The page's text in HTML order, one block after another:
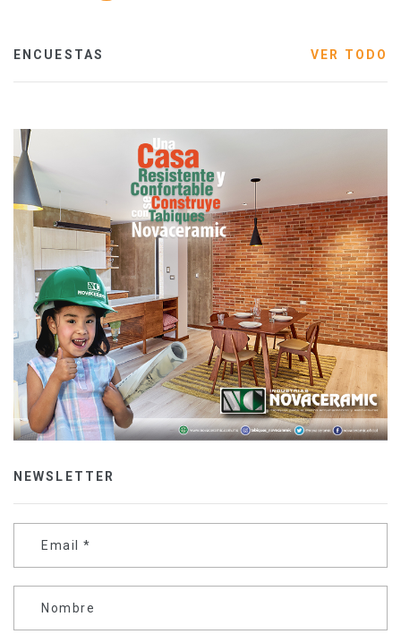
ENCUESTAS VER TODO
NEWSLETTER
Email *
Nombre